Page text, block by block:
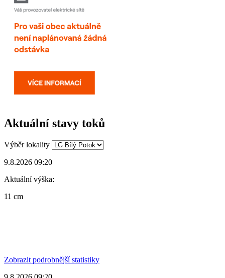
Aktuální stavy toků
Výběr lokality
9.8.2026 09:20
Aktuální výška:
11 cm
Zobrazit podrobnější statistiky